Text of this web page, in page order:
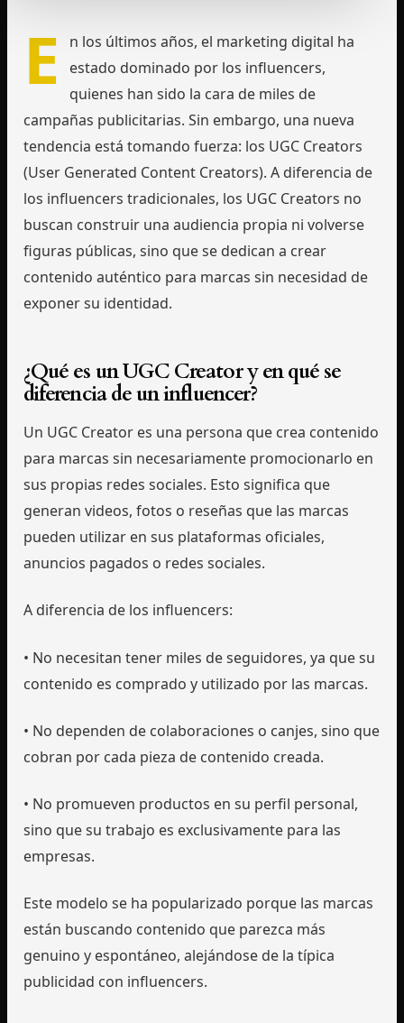
E
n los últimos años, el marketing digital ha
estado dominado por los influencers,
quienes han sido la cara de miles de
campañas publicitarias. Sin embargo, una nueva
tendencia está tomando fuerza: los UGC Creators
(User Generated Content Creators). A diferencia de
los influencers tradicionales, los UGC Creators no
buscan construir una audiencia propia ni volverse
figuras públicas, sino que se dedican a crear
contenido auténtico para marcas sin necesidad de
exponer su identidad.
¿Qué es un UGC Creator y en qué se
diferencia de un influencer?
Un UGC Creator es una persona que crea contenido
para marcas sin necesariamente promocionarlo en
sus propias redes sociales. Esto significa que
generan videos, fotos o reseñas que las marcas
pueden utilizar en sus plataformas oficiales,
anuncios pagados o redes sociales.
A diferencia de los influencers:
• No necesitan tener miles de seguidores, ya que su
contenido es comprado y utilizado por las marcas.
• No dependen de colaboraciones o canjes, sino que
cobran por cada pieza de contenido creada.
• No promueven productos en su perfil personal,
sino que su trabajo es exclusivamente para las
empresas.
Este modelo se ha popularizado porque las marcas
están buscando contenido que parezca más
genuino y espontáneo, alejándose de la típica
publicidad con influencers.